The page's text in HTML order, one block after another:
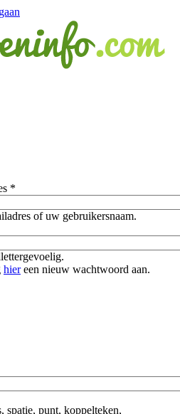
*
of uw gebruikersnaam.
hiereen nieuw wachtwoord aan.
spatie, punt, koppelteken,